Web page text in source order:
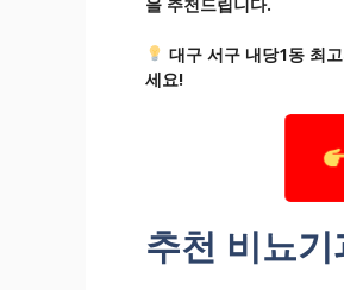
대구 서구 내당1동 최
세요!
추천 비뇨